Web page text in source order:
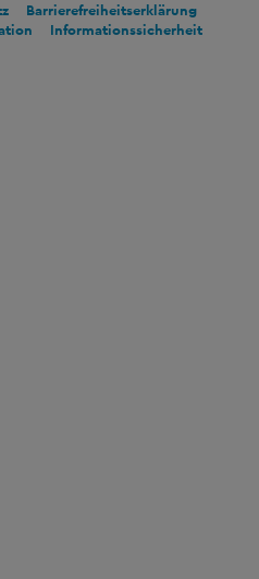
Barrierefreiheitserklärung
Informationssicherheit